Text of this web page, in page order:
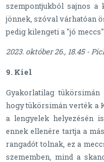
szempontjukból sajnos a
jönnek, szóval várhatóan
pedig kilengeti a "jó
2023. október 26., 18.45 -
9. Kiel
Gyakorlatilag
hogy tükörsimán verték a
a lengyelek helyezésén
ennek ellenére tartja a
rangadót tolnak, ez a
szememben, mind a